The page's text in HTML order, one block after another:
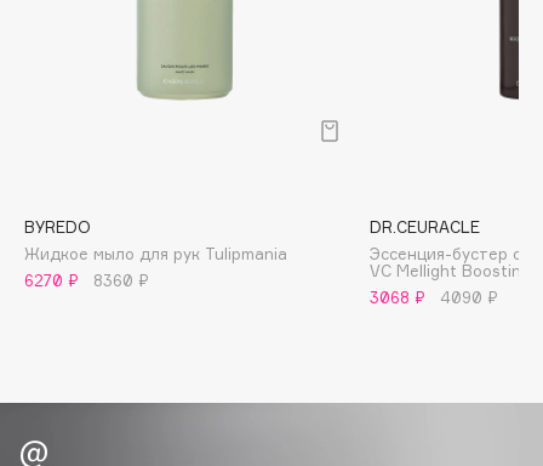
Boadicea The Victorious
Brunello Cucinelli
Bvlgari
BYREDO
Жидкое мыло для рук Tulipmania
6270 ₽
8360 ₽
DR.CEURACLE
Эссенция-бустер с
VC Mellight Boosting
3068 ₽
4090 ₽